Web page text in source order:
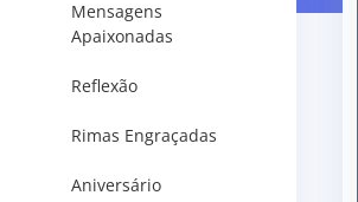
Mensagens
Apaixonadas
Reflexão
Rimas Engraçadas
Aniversário